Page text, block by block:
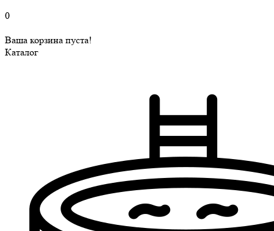
0
Ваша корзина пуста!
Каталог